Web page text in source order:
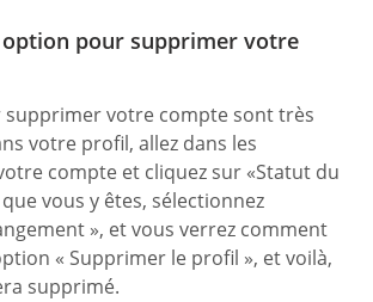
pour supprimer votre
supprimer votre compte sont très
votre profil, allez dans les
compte et cliquez sur «Statut du
vous y êtes, sélectionnez
», et vous verrez comment
« Supprimer le profil », et voilà,
supprimé.